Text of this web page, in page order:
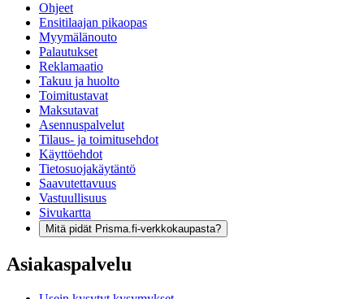
Ohjeet
Ensitilaajan pikaopas
Myymälänouto
Palautukset
Reklamaatio
Takuu ja huolto
Toimitustavat
Maksutavat
Asennuspalvelut
Tilaus- ja toimitusehdot
Käyttöehdot
Tietosuojakäytäntö
Saavutettavuus
Vastuullisuus
Sivukartta
Mitä pidät Prisma.fi-verkkokaupasta?
Asiakaspalvelu